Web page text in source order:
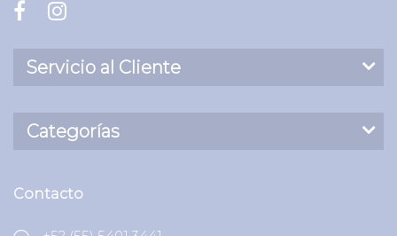
Servicio al Cliente
Categorías
Contacto